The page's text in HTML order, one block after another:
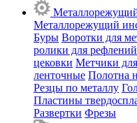
Металлорежущий
Буры Воротки для
ролики для рефлений
цековки Метчики
ленточные Полотна
Резцы по металлу
Пластины
Развертки Фрезы